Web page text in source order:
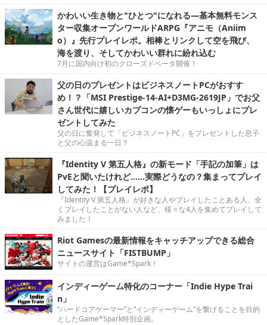
かわいい生き物と"ひとつ"になれる―基本無料モンス
ター収集オープンワールドARPG『アニモ（Aniim
o）』先行プレイレポ。相棒とリンクして空を飛び、
海を渡り、そしてかわいい群れに紛れ込む
7月に国内向け初のクローズドベータ開催！
父の日のプレゼントはビジネスノートPCがおすす
め！？「MSI Prestige-14-AI+D3MG-2619JP」でお父
さん世代に嬉しいカプコンの懐ゲーもいっしょにプレ
ゼントしてみた
父の日に奮発して「ビジネスノートPC」をプレゼントした息子
と父の心温まる一日？
『Identity V 第五人格』の新モード「手記の加筆」は
PvEと聞いたけれど……実際どうなの？集まってプレイ
してみた！【プレイレポ】
『Identity V 第五人格』が好きな人やプレイしたことある人、全
くプレイしたことがない人など、様々な4人を集めてプレイして
みました！
Riot Gamesの最新情報をキャッチアップできる総合
ニュースサイト「FISTBUMP」
サイトの運営はGame*Spark！
インディーゲーム特化のコーナー「Indie Hype Trai
n」
“ハードコアゲーマー”と“インディーゲーム”を繋げることを目的
としたGame*Spark特別企画。